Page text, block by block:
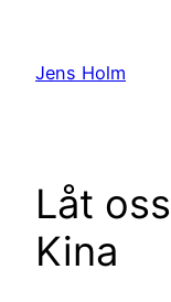
innehåll
Jens Holm
Låt
Kina